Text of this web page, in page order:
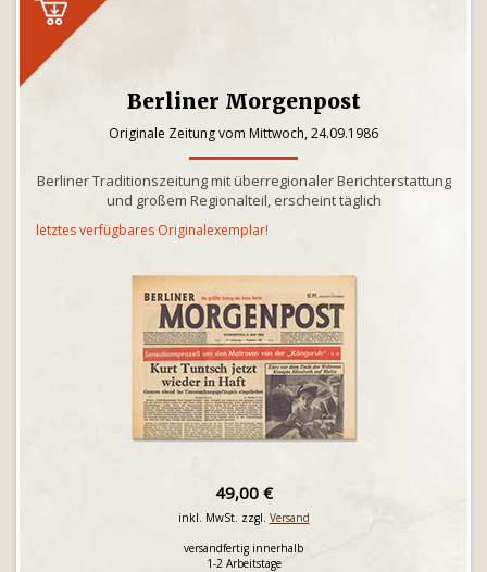
Berliner Morgenpost
Originale Zeitung vom Mittwoch, 24.09.1986
Berliner Traditionszeitung mit überregionaler Berichterstattung
und großem Regionalteil, erscheint täglich
letztes verfügbares Originalexemplar!
49,00 €
inkl. MwSt. zzgl. Versand
versandfertig innerhalb
1-2 Arbeitstage